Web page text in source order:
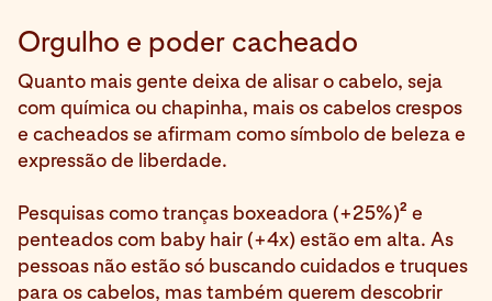
Orgulho e poder cacheado
Quanto mais gente deixa de alisar o cabelo, seja
com química ou chapinha, mais os cabelos crespos
e cacheados se afirmam como símbolo de beleza e
expressão de liberdade.
Pesquisas como tranças boxeadora (+25%)2 e
penteados com baby hair (+4x) estão em alta. As
pessoas não estão só buscando cuidados e truques
para os cabelos, mas também querem descobrir